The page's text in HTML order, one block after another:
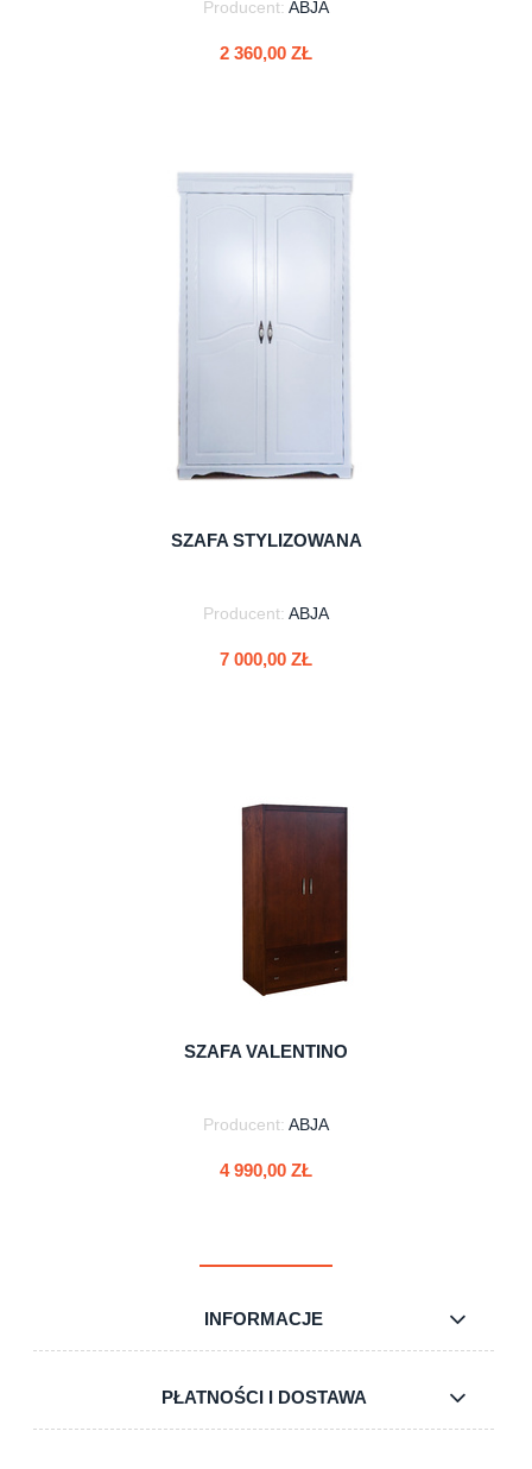
Producent: ABJA
2 360,00 ZŁ
SZAFA STYLIZOWANA
Producent: ABJA
7 000,00 ZŁ
do koszyka
SZAFA VALENTINO
Producent: ABJA
4 990,00 ZŁ
do koszyka
INFORMACJE
PŁATNOŚCI I DOSTAWA